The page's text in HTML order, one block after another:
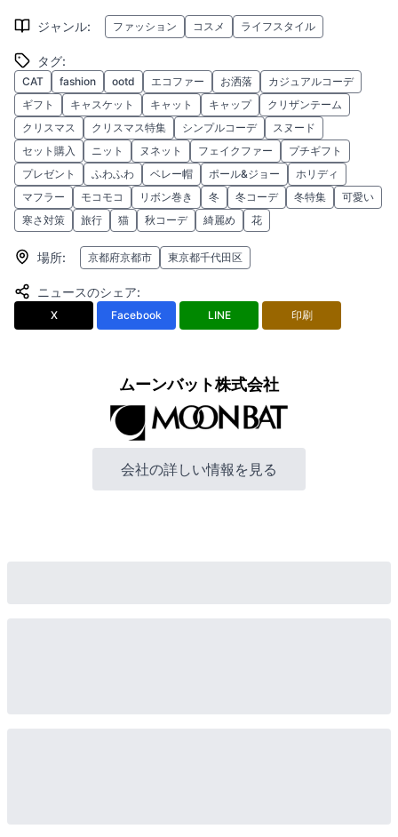
ジャンル: ファッション コスメ ライフスタイル
タグ:
CAT fashion ootd エコファー お洒落
カジュアルコーデ
ギフト
キャスケット キャット キャップ
クリザンテーム
クリスマス
クリスマス特集 シンプルコーデ
スヌード
セット購入
ニット ヌネット フェイクファー
プチギフト
プレゼント
ふわふわ ベレー帽 ポール&ジョー
ホリディ
マフラー
モコモコ リボン巻き 冬 冬コーデ 冬特集
可愛い
寒さ対策
旅行 猫 秋コーデ 綺麗め 花
場所: 京都府京都市 東京都千代田区
ニュースのシェア:
X Facebook LINE 印刷
ムーンバット株式会社
会社の詳しい情報を見る